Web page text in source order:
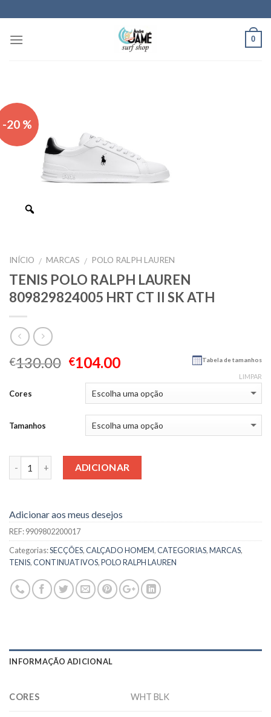
to
content
0
-20 %
INÍCIO / MARCAS / POLO RALPH LAUREN
TENIS POLO RALPH LAUREN
809829824005 HRT CT II SK ATH
€130.00 €104.00 Tabela de tamanhos
Cores
Tamanhos
LIMPAR
Quantidade ADICIONAR
Adicionar aos meus desejos
REF:9909802200017
Categorias:SECÇÕES,CALÇADO HOMEM,CATEGORIAS,MARCAS,
TENIS,CONTINUATIVOS,POLO RALPH LAUREN
INFORMAÇÃO ADICIONAL
CORES WHT BLK